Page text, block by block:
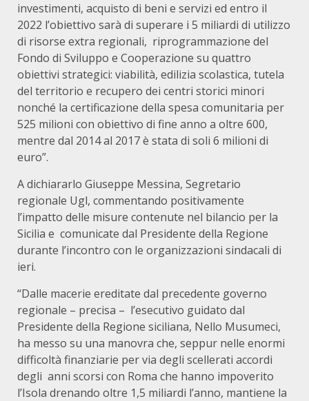
investimenti, acquisto di beni e servizi ed entro il
2022 l’obiettivo sarà di superare i 5 miliardi di utilizzo
di risorse extra regionali, riprogrammazione del
Fondo di Sviluppo e Cooperazione su quattro
obiettivi strategici: viabilità, edilizia scolastica, tutela
del territorio e recupero dei centri storici minori
nonché la certificazione della spesa comunitaria per
525 milioni con obiettivo di fine anno a oltre 600,
mentre dal 2014 al 2017 è stata di soli 6 milioni di
euro”.
A dichiararlo Giuseppe Messina, Segretario
regionale Ugl, commentando positivamente
l’impatto delle misure contenute nel bilancio per la
Sicilia e comunicate dal Presidente della Regione
durante l’incontro con le organizzazioni sindacali di
ieri.
“Dalle macerie ereditate dal precedente governo
regionale – precisa – l’esecutivo guidato dal
Presidente della Regione siciliana, Nello Musumeci,
ha messo su una manovra che, seppur nelle enormi
difficoltà finanziarie per via degli scellerati accordi
degli anni scorsi con Roma che hanno impoverito
l’Isola drenando oltre 1,5 miliardi l’anno, mantiene la